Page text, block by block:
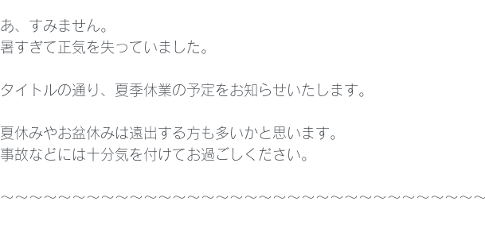
あ、すみません。
暑すぎて正気を失っていました。
タイトルの通り、夏季休業の予定をお知らせいたします。
夏休みやお盆休みは遠出する方も多いかと思います。
事故などには十分気を付けてお過ごしください。
～～～～～～～～～～～～～～～～～～～～～～～～～～～～～～～～～